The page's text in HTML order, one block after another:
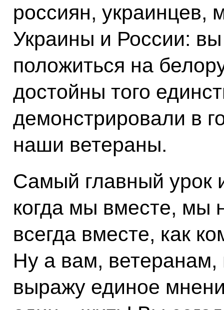
россиян, украинцев,
Украины и России:
положиться на
достойны того
демонстрировали в
наши ветераны.
Самый главный урок
когда мы вместе,
всегда вместе, как
Ну а вам, ветеранам,
выражу единое